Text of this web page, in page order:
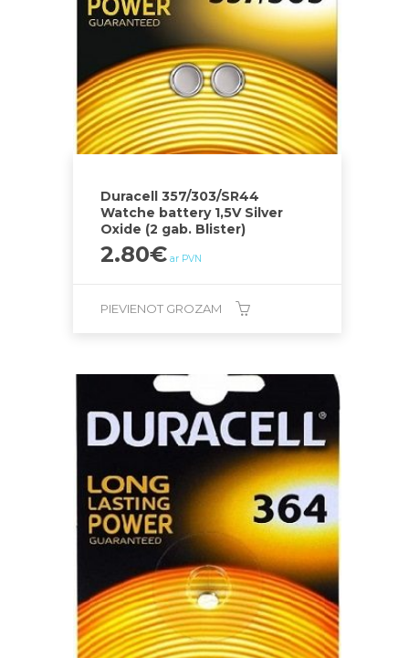
Duracell 357/303/SR44
Watche battery 1,5V Silver
Oxide (2 gab. Blister)
2.80€ ar PVN
PIEVIENOT GROZAM